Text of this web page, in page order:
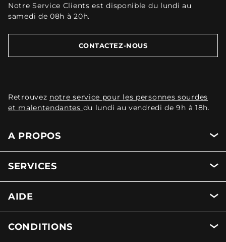
Notre Service Clients est disponible du lundi au
samedi de 08h à 20h.
CONTACTEZ-NOUS
Retrouvez notre service pour les personnes sourdes
et malentendantes du lundi au vendredi de 9h à 18h.
A PROPOS
SERVICES
AIDE
CONDITIONS